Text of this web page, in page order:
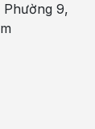
Phường 9,